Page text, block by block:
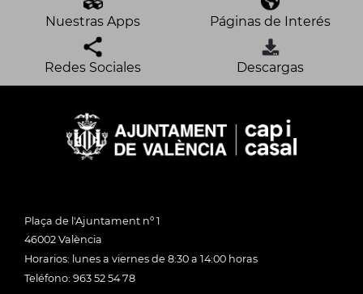
Nuestras Apps Páginas de Interés
Redes Sociales Descargas
Plaça de l'Ajuntament nº 1
46002 València
Horarios: lunes a viernes de 8:30 a 14:00 horas
Teléfono: 963 52 54 78